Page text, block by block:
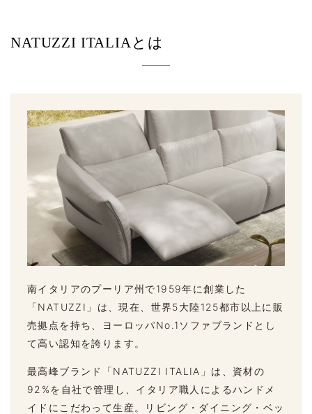
NATUZZI ITALIAとは
南イタリアのプーリア州で1959年に創業した
「NATUZZI」は、現在、世界5大陸125都市以上に販
売拠点を持ち、ヨーロッパNo.1ソファブランドとし
て高い認知を誇ります。
最高峰ブランド「NATUZZI ITALIA」は、資材の
92%を自社で管理し、イタリア職人によるハンドメ
イドにこだわって生産。リビング・ダイニング・ベッ